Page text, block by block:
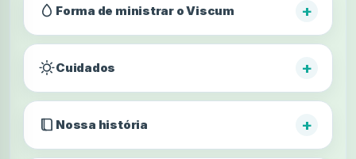
Forma de ministrar o Viscum +
Cuidados +
Nossa história +